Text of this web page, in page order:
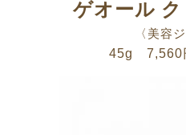
ゲオール
〈美容
45g 7,560